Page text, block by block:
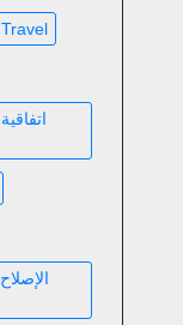
Travel